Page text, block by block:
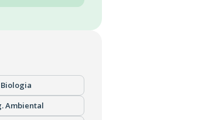
Biologia
Ambiental